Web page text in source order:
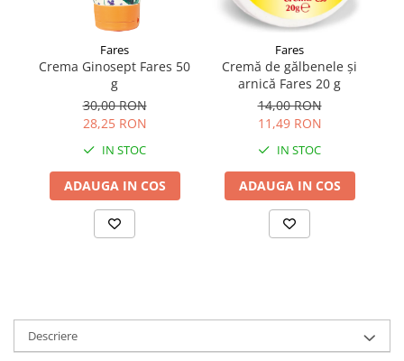
Fares
Crema Ginosept Fares 50
g
30,00 RON
28,25 RON
IN STOC
ADAUGA IN COS
Fares
Cremă de gălbenele și
arnică Fares 20 g
14,00 RON
11,49 RON
IN STOC
ADAUGA IN COS
Descriere